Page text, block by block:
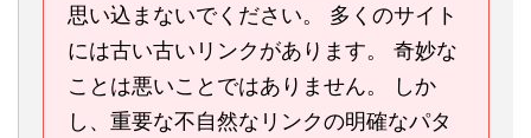
思い込まないでください。 多くのサイト
には古い古いリンクがあります。 奇妙な
ことは悪いことではありません。 しか
し、重要な不自然なリンクの明確なパタ